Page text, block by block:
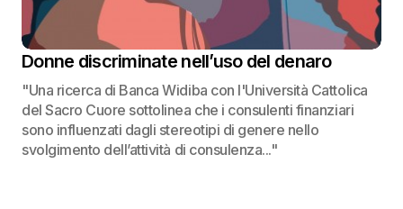
Donne discriminate nell’uso del denaro
"Una ricerca di Banca Widiba con l'Università Cattolica
del Sacro Cuore sottolinea che i consulenti finanziari
sono influenzati dagli stereotipi di genere nello
svolgimento dell’attività di consulenza..."